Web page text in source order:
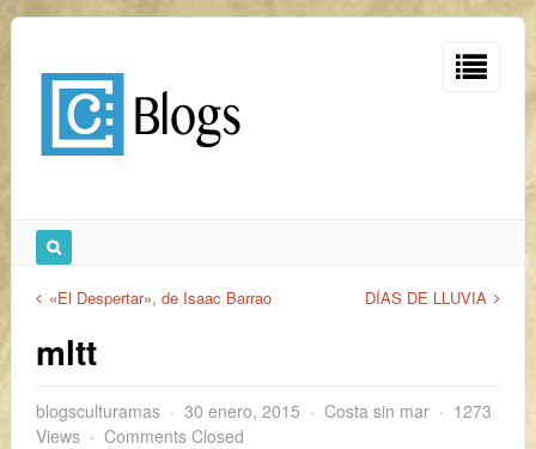
«El Despertar», de Isaac Barrao DÍAS DE LLUVIA
mltt
blogsculturamas 30 enero, 2015 Costa sin mar
1273
Views
Comments Closed